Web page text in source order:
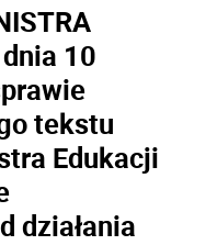
10
tekstu
Edukacji
działania